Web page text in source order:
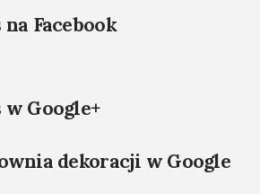
Facebook
Google+
dekoracji w Google